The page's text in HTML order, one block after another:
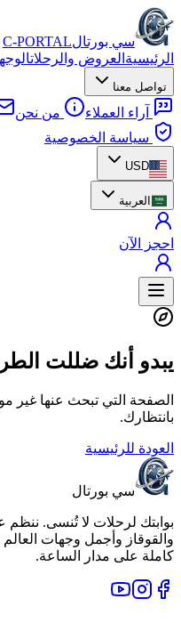
سي بورتالC-PORTAL
الرئيسية العروض والرحلات
تواصل معنا
آراء العملاء من نحن
سياسة الخصوصية
USD
العربية
احجز الآن
يبدو أنك ضللت
الصفحة التي تبحث عنها غير
بانتظارك.
العودة للرئيسية
سي بورتال
بوابتك لرحلات لا تُنسى.
كاملة على مدار الساعة.